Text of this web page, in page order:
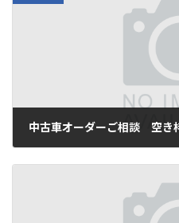
中古車オーダーご相談 空